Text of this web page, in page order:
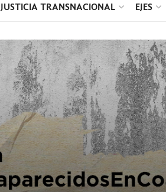
JUSTICIA TRANSNACIONAL EJES